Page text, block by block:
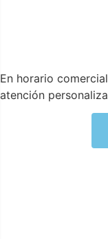
En horario
atención